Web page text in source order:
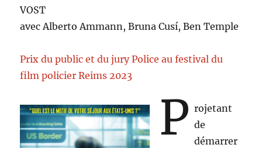
VOST
avec Alberto Ammann, Bruna Cusí, Ben Temple
Prix du public et du jury Police au festival du
film policier Reims 2023
P rojetant
de
démarrer